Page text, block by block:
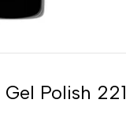
Polish 221